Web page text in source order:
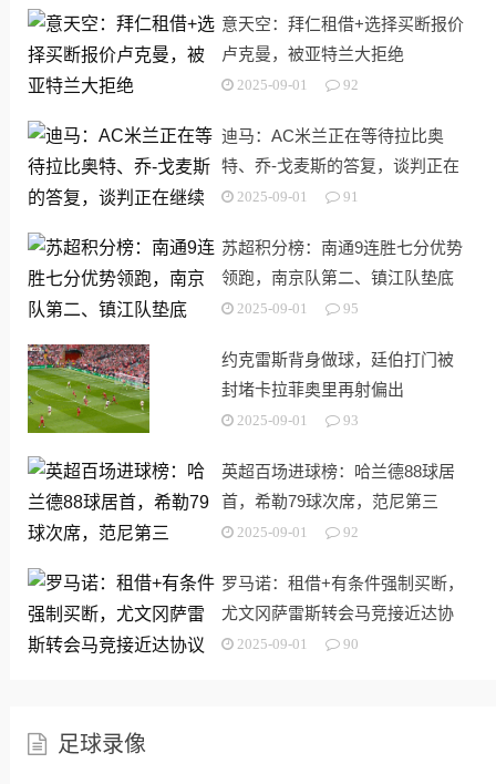
意天空：拜仁租借+选择买断报价
卢克曼，被亚特兰大拒绝
2025-09-01 92
迪马：AC米兰正在等待拉比奥
特、乔-戈麦斯的答复，谈判正在
继续
2025-09-01 91
苏超积分榜：南通9连胜七分优势
领跑，南京队第二、镇江队垫底
2025-09-01 95
约克雷斯背身做球，廷伯打门被
封堵卡拉菲奥里再射偏出
2025-09-01 93
英超百场进球榜：哈兰德88球居
首，希勒79球次席，范尼第三
2025-09-01 92
罗马诺：租借+有条件强制买断，
尤文冈萨雷斯转会马竞接近达协
议2025-09-01 90
足球录像